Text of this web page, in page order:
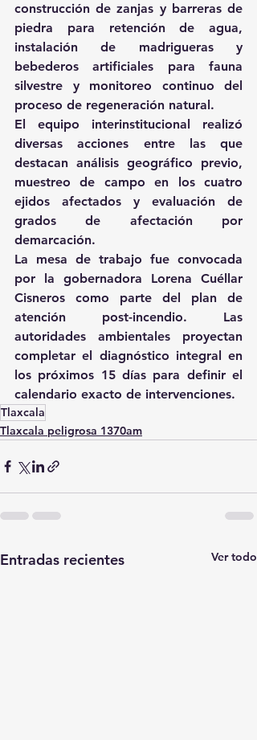
construcción de zanjas y barreras de
piedra para retención de agua,
instalación de madrigueras y
bebederos artificiales para fauna
silvestre y monitoreo continuo del
proceso de regeneración natural.
El equipo interinstitucional realizó
diversas acciones entre las que
destacan análisis geográfico previo,
muestreo de campo en los cuatro
ejidos afectados y evaluación de
grados de afectación por
demarcación.
La mesa de trabajo fue convocada
por la gobernadora Lorena Cuéllar
Cisneros como parte del plan de
atención post-incendio. Las
autoridades ambientales proyectan
completar el diagnóstico integral en
los próximos 15 días para definir el
calendario exacto de intervenciones.
Tlaxcala
Tlaxcala peligrosa 1370am
Entradas recientes Ver todo